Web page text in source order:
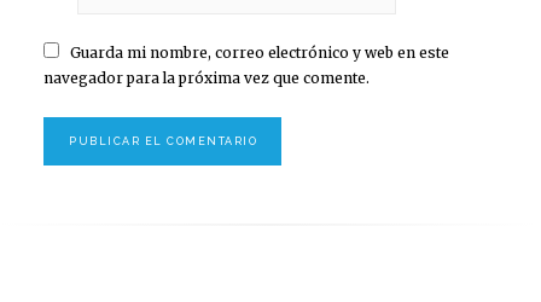
Guarda mi nombre, correo electrónico y web en este
navegador para la próxima vez que comente.